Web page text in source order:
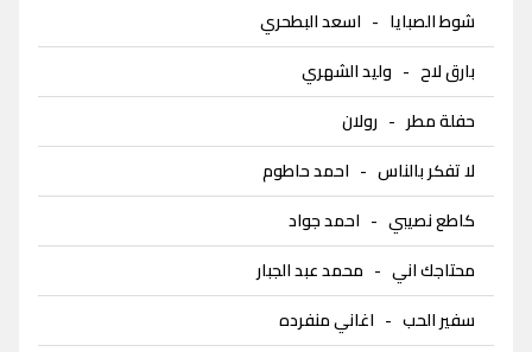
شوط الصبايا - اسعد البطحري
بارق لاح - وليد الشهري
حفلة مطر - رولان
لا تفكر بالناس - احمد حاطوم
كاطع نصيبي - احمد جواد
محتاجك اني - محمد عبد الجبار
سفير الحب - اغاني منفرده